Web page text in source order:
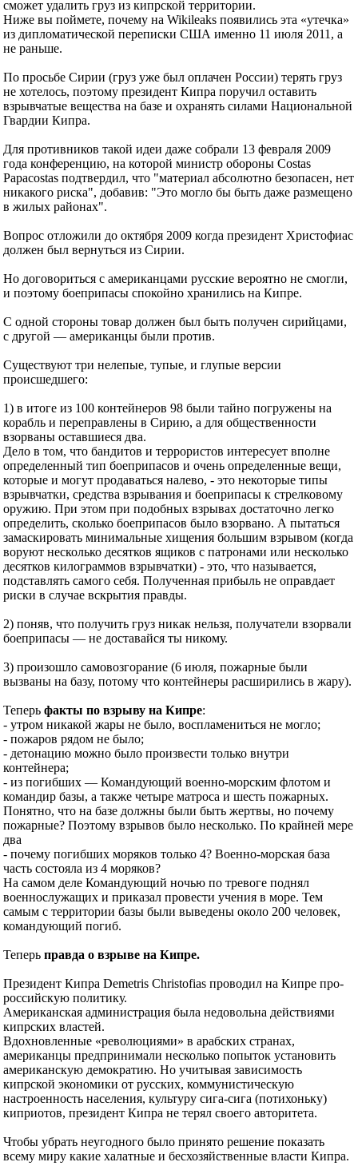
сможет удалить груз из кипрской территории.
Ниже вы поймете, почему на Wikileaks появились эта «утечка»
из дипломатической переписки США именно 11 июля 2011, а
не раньше.
По просьбе Сирии (груз уже был оплачен России) терять груз
не хотелось, поэтому президент Кипра поручил оставить
взрывчатые вещества на базе и охранять силами Национальной
Гвардии Кипра.
Для противников такой идеи даже собрали 13 февраля 2009
года конференцию, на которой министр обороны Costas
Papacostas подтвердил, что "материал абсолютно безопасен, нет
никакого риска", добавив: "Это могло бы быть даже размещено
в жилых районах".
Вопрос отложили до октября 2009 когда президент Христофиас
должен был вернуться из Сирии.
Но договориться с американцами русские вероятно не смогли,
и поэтому боеприпасы спокойно хранились на Кипре.
С одной стороны товар должен был быть получен сирийцами,
с другой — американцы были против.
Существуют три нелепые, тупые, и глупые версии
происшедшего:
1) в итоге из 100 контейнеров 98 были тайно погружены на
корабль и переправлены в Сирию, а для общественности
взорваны оставшиеся два.
Дело в том, что бандитов и террористов интересует вполне
определенный тип боеприпасов и очень определенные вещи,
которые и могут продаваться налево, - это некоторые типы
взрывчатки, средства взрывания и боеприпасы к стрелковому
оружию. При этом при подобных взрывах достаточно легко
определить, сколько боеприпасов было взорвано. А пытаться
замаскировать минимальные хищения большим взрывом (когда
воруют несколько десятков ящиков с патронами или несколько
десятков килограммов взрывчатки) - это, что называется,
подставлять самого себя. Полученная прибыль не оправдает
риски в случае вскрытия правды.
2) поняв, что получить груз никак нельзя, получатели взорвали
боеприпасы — не доставайся ты никому.
3) произошло самовозгорание (6 июля, пожарные были
вызваны на базу, потому что контейнеры расширились в жару).
Теперьфакты по взрыву на Кипре:
- утром никакой жары не было, воспламениться не могло;
- пожаров рядом не было;
- детонацию можно было произвести только внутри
контейнера;
- из погибших — Командующий военно-морским флотом и
командир базы, а также четыре матроса и шесть пожарных.
Понятно, что на базе должны были быть жертвы, но почему
пожарные? Поэтому взрывов было несколько. По крайней мере
два
- почему погибших моряков только 4? Военно-морская база
часть состояла из 4 моряков?
На самом деле Командующий ночью по тревоге поднял
военнослужащих и приказал провести учения в море. Тем
самым с территории базы были выведены около 200 человек,
командующий погиб.
Теперьправда о взрыве на Кипре.
Президент Кипра Demetris Christofias проводил на Кипре про-
российскую политику.
Американская администрация была недовольна действиями
кипрских властей.
Вдохновленные «революциями» в арабских странах,
американцы предпринимали несколько попыток установить
американскую демократию. Но учитывая зависимость
кипрской экономики от русских, коммунистическую
настроенность населения, культуру сига-сига (потихоньку)
киприотов, президент Кипра не терял своего авторитета.
Чтобы убрать неугодного было принято решение показать
всему миру какие халатные и бесхозяйственные власти Кипра.